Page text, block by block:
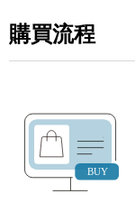
購買流程